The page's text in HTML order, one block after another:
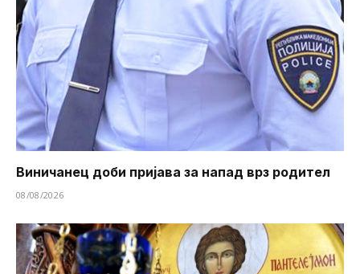
Виничанец доби пријава за напад врз родител
08/08/2026